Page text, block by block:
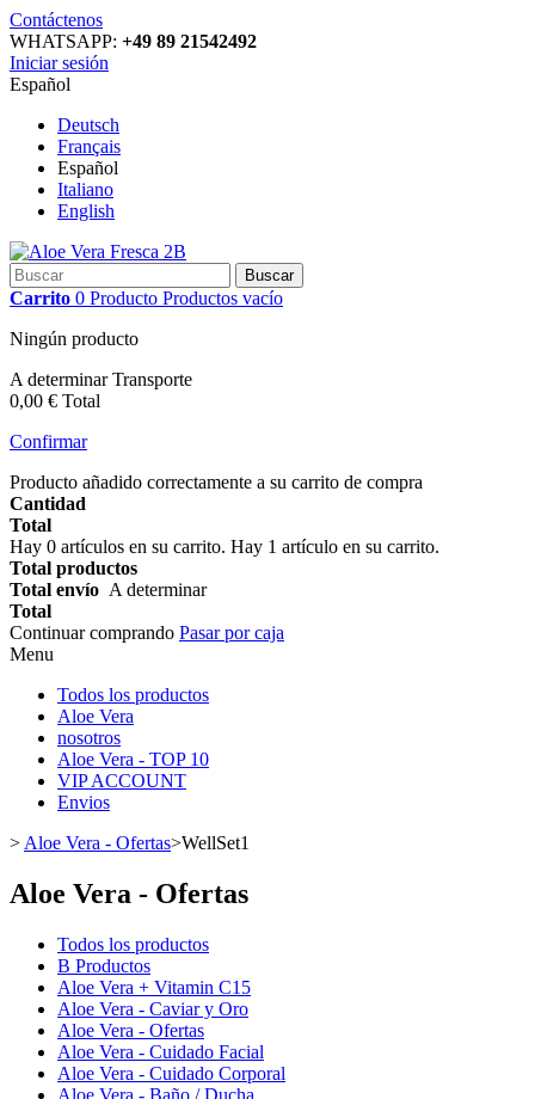
Contáctenos
WHATSAPP: +49 89 21542492
Iniciar sesión
Español
Deutsch
Français
Español
Italiano
English
Buscar
Carrito 0 Producto Productos vacío
Ningún producto
A determinarTransporte
0,00 € Total
Confirmar
Producto añadido correctamente a su carrito de compra
Cantidad
Total
Hay 0 artículos en su carrito. Hay 1 artículo en su carrito.
Total productos
Total envío A determinar
Total
Continuar comprando Pasar por caja
Menu
Todos los productos
Aloe Vera
nosotros
Aloe Vera - TOP 10
VIP ACCOUNT
Envios
> Aloe Vera - Ofertas>WellSet1
Aloe Vera - Ofertas
Todos los productos
B Productos
Aloe Vera + Vitamin C15
Aloe Vera - Caviar y Oro
Aloe Vera - Ofertas
Aloe Vera - Cuidado Facial
Aloe Vera - Cuidado Corporal
Aloe Vera - Baño / Ducha